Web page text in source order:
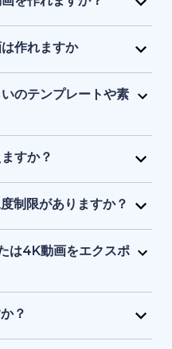
トフォーム側がビジュ
します。デザインや動
せん。
ング動画、解説動画、
教育用コンテンツ、
やアニメーションな
ン動画・実写動画のど
作れますか
AIは、テキストやアイ
AI生成アニメーショ
成画像などを使った動
のテンプレートや素
よぶ事前デザイン済み
トック動画、画像、音
かつプロ品質の素材を
すか？
ランがあり、基本的な
スできます。ただし、
制限がありますか？
動画にはRenderforestの
書き出しとなります。
れ、フルHDや4Kなど
4K動画をエクスポ
4Kエクスポートが可能
き、標準画質になりま
？
、テキスト、カラー、